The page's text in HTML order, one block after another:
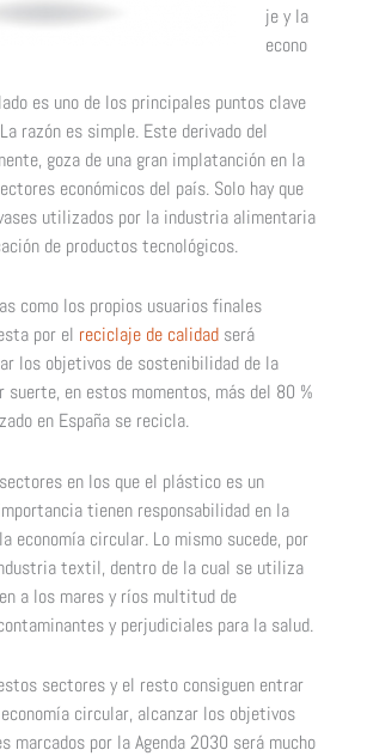
je y la
econo
es uno de los principales puntos clave
razón es simple. Este derivado del
goza de una gran implatanción en la
económicos del país. Solo hay que
utilizados por la industria alimentaria
de productos tecnológicos.
como los propios usuarios finales
por el reciclaje de calidad será
los objetivos de sostenibilidad de la
suerte, en estos momentos, más del 80 %
en España se recicla.
en los que el plástico es un
tienen responsabilidad en la
economía circular. Lo mismo sucede, por
textil, dentro de la cual se utiliza
a los mares y ríos multitud de
y perjudiciales para la salud.
sectores y el resto consiguen entrar
circular, alcanzar los objetivos
marcados por la Agenda 2030 será mucho